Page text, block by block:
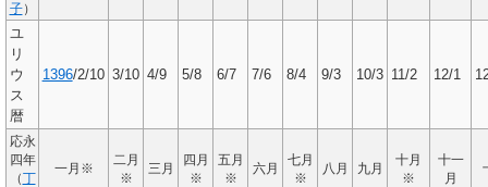
子）
ユ
リ
ウ
ス
暦
1396/2/10 3/10 4/9 5/8 6/7 7/6 8/4 9/3 10/3 11/2 12/1
応永
四年
（丁
一月※
二月
※
三月
四月
※
五月
※
六月
七月
※
八月 九月
十月
※
十一
月